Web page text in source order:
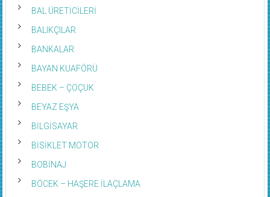
BAL ÜRETİCİLERİ
BALIKÇILAR
BANKALAR
BAYAN KUAFÖRÜ
BEBEK – ÇOÇUK
BEYAZ EŞYA
BİLGİSAYAR
BİSİKLET MOTOR
BOBİNAJ
BÖCEK – HAŞERE İLAÇLAMA